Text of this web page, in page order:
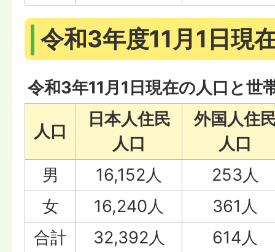
令和3年度11月1日現
令和3年11月1日現在の人口と世
人口
日本人住民
人口
外国人住
人口
男
16,152人
253人
女
16,240人
361人
合計
32,392人
614人